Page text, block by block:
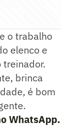
o trabalho
elenco e
brinca
é bom
WhatsApp.